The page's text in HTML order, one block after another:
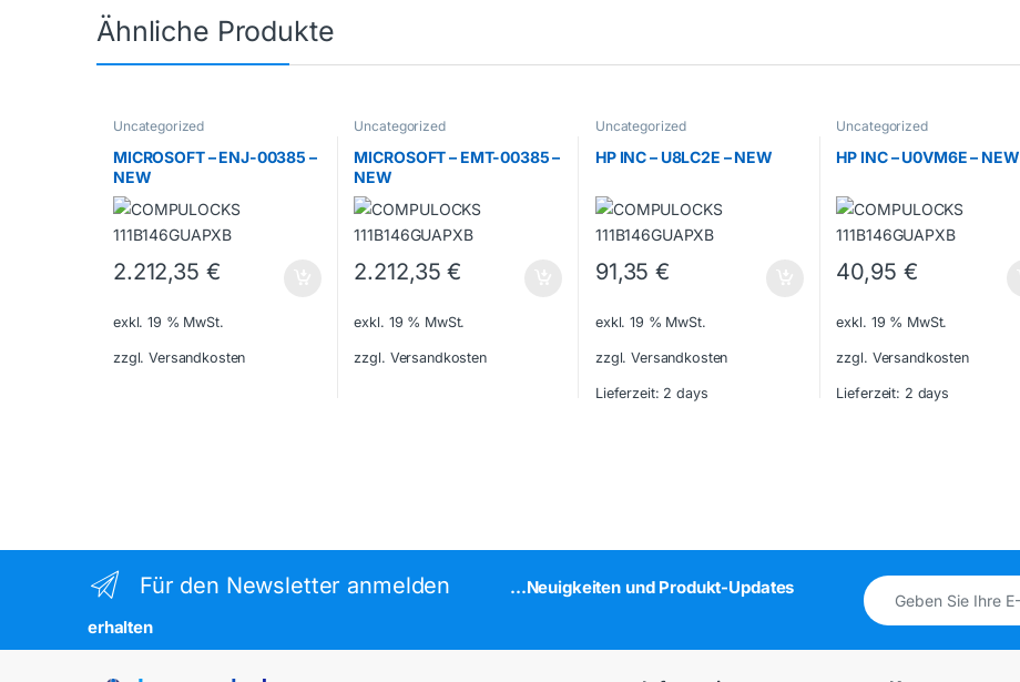
Ähnliche Produkte
Uncategorized
MICROSOFT – ENJ-00385 –
NEW
2.212,35 €
exkl. 19 % MwSt.
zzgl. Versandkosten
Uncategorized
MICROSOFT – EMT-00385 –
NEW
2.212,35€
exkl. 19 % MwSt.
zzgl. Versandkosten
Uncategorized
HP INC – U8LC2E – NEW
91,35€
exkl. 19 % MwSt.
zzgl. Versandkosten
Lieferzeit: 2 days
Uncategorized
HP INC – U0VM6E – NEW
40,95 €
exkl. 19 % MwSt.
zzgl. Versandkosten
Lieferzeit: 2 days
Für den Newsletter anmelden
...Neuigkeiten und Produkt-Updates
erhalten